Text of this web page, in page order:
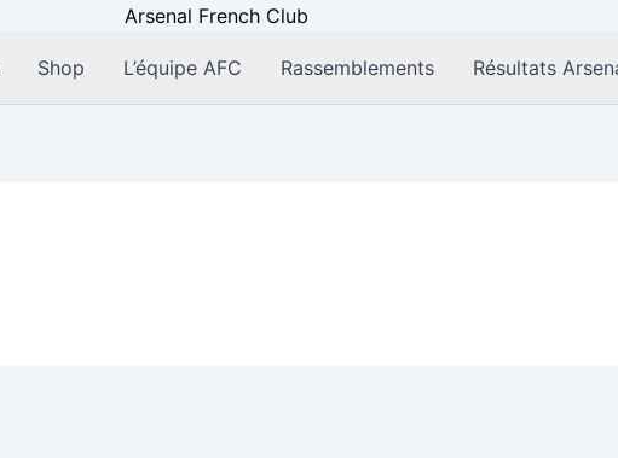
Shop L’équipe AFC Rassemblements Résultats